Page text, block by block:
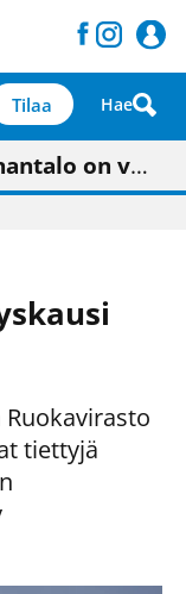
Tilaa Hae
painojäljen laatuna lehdessä
on valoisa
keskustavisiotyön”
kuin kaupungissa"
tiettyjä